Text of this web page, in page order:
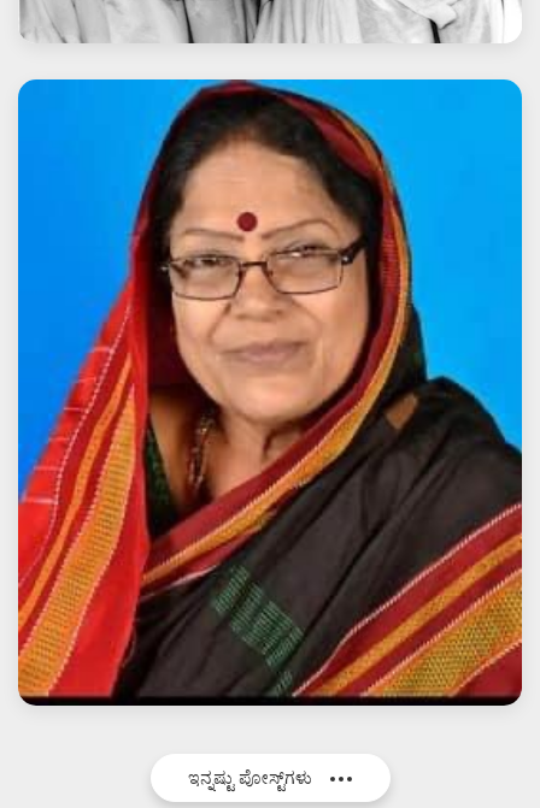
ಇನ್ನಷ್ಟು ಪೋಸ್ಟ್‌ಗಳು